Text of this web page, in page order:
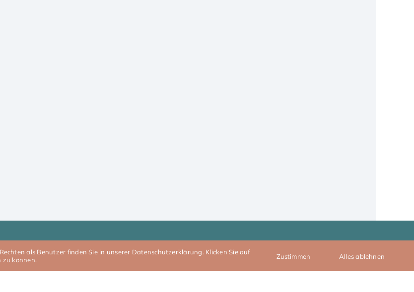
Schweinfurt
Dinkelsbühl
Landsberg am
Neu-Ulm
als Benutzer finden Sie in unserer Datenschutzerklärung. Klicken Sie auf
zu können.
Zustimmen Alles ablehnen